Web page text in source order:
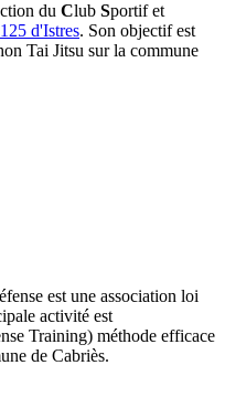
du Club Sportif et
d'Istres. Son objectif est
Tai Jitsu sur la commune
est une association loi
activité est
Training) méthode efficace
de Cabriès.